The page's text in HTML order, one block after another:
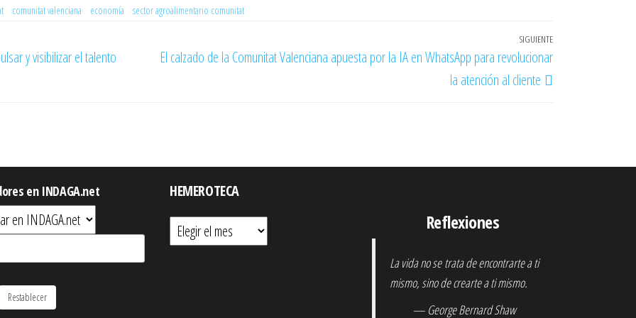
comunitat valenciana economía sector agroalimentario comunitat
y visibilizar el talento
Entrada
SIGUIENTE
El calzado de la Comunitat Valenciana apuesta por la IA en WhatsApp para revolucionar
la atención al cliente
en INDAGA.net
HEMEROTECA
Hemeroteca
Reflexiones
La vida no se trata de encontrarte a ti
mismo, sino de crearte a ti mismo.
— George Bernard Shaw